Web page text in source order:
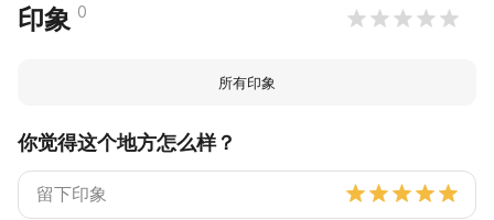
印象 0
所有印象
你觉得这个地方怎么样？